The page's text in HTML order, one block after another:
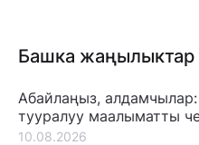
Башка жаңылыктар
Абайлаңыз, алдамчылар:
тууралуу маалыматты
10.08.2026